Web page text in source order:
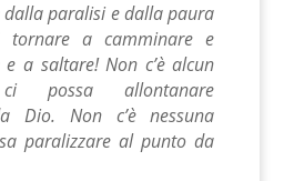
paralisi e dalla paura
a camminare e
a saltare! Non c’è alcun
possa allontanare
Dio. Non c’è nessuna
paralizzare al punto da